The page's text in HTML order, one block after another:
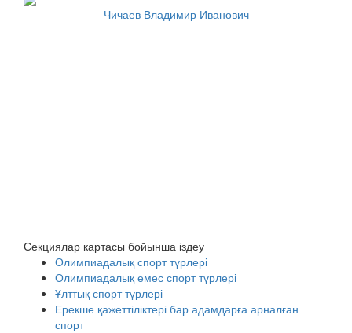
Чичаев Владимир Иванович
Секциялар картасы бойынша іздеу
Олимпиадалық спорт түрлері
Олимпиадалық емес спорт түрлері
Ұлттық спорт түрлері
Ерекше қажеттіліктері бар адамдарға арналған
спорт